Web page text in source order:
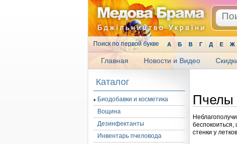
Поиск по первой букве А Б В Г Д Е Ж
Главная Новости и Видео
Каталог
Биодобавки и косметика
Вощина
Дезинфектанты
Инвентарь пчеловода
Пчелы
стенки у